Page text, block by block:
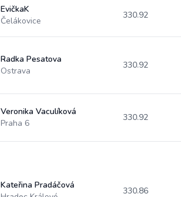
EvičkaK
Čelákovice
330.92
Radka Pesatova
Ostrava
330.92
Veronika Vaculíková
Praha 6
330.92
Kateřina Pradáčová
330.86